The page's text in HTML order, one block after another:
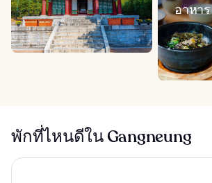
อาหาร
พักที่ไหนดีใน Gangneung
โรงแรมเซนต์จอห์นส